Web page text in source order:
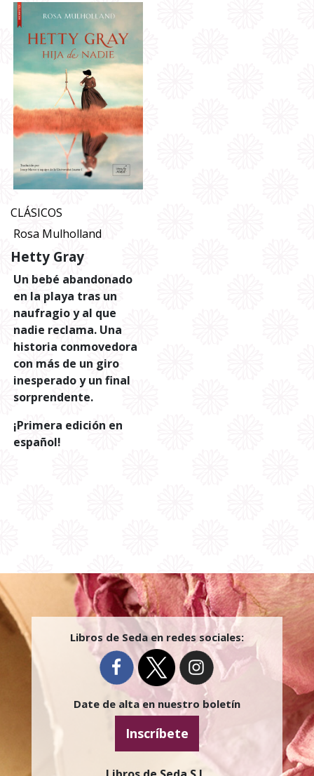
CLÁSICOS
Rosa Mulholland
Hetty Gray
Un bebé abandonado
en la playa tras un
naufragio y al que
nadie reclama. Una
historia conmovedora
con más de un giro
inesperado y un final
sorprendente.
¡Primera edición en
español!
Libros de Seda en redes sociales:
Date de alta en nuestro boletín
Inscríbete